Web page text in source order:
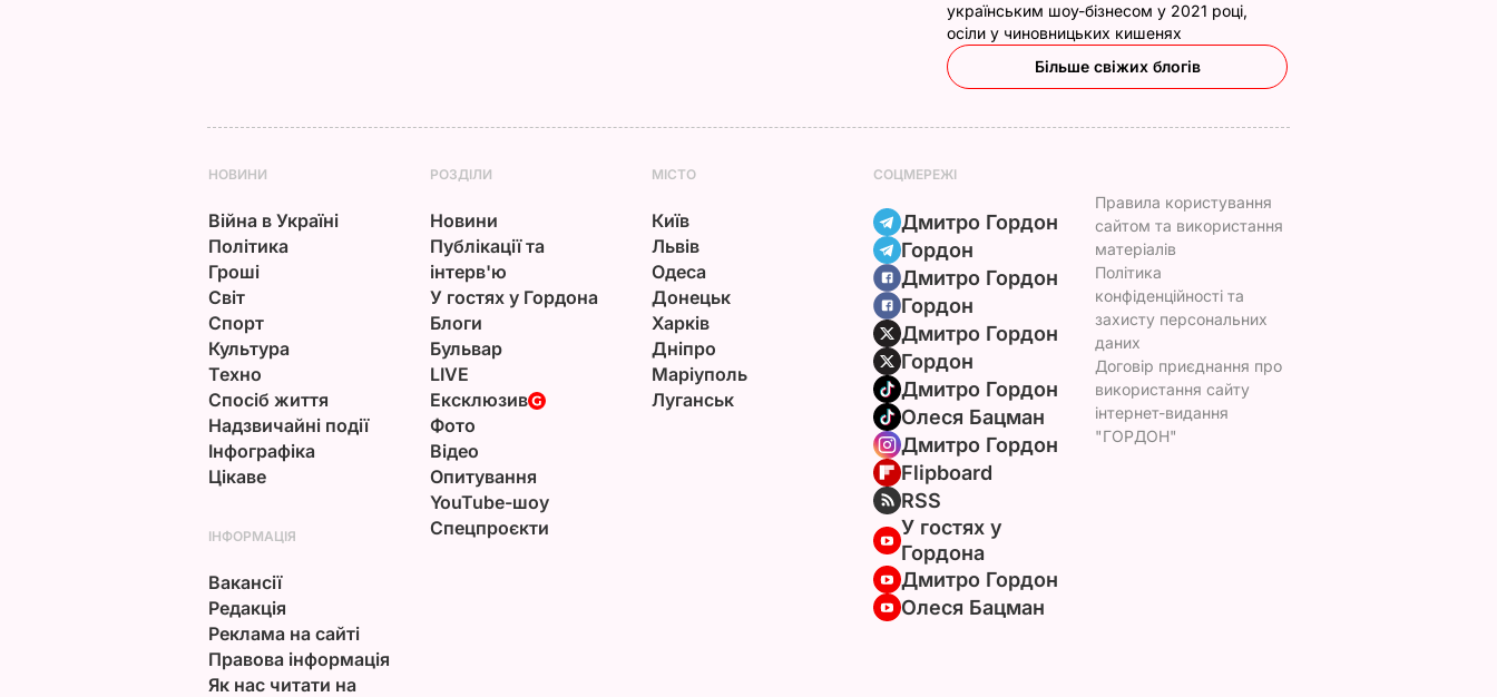
українським шоу-бізнесом у 2021 році,
осіли у чиновницьких кишенях
Більше свіжих блогів
НОВИНИ
Війна в Україні
Політика
Гроші
Світ
Спорт
Культура
Техно
Спосіб життя
Надзвичайні події
Інфографіка
Цікаве
РОЗДІЛИ
Новини
Публікації та
інтерв'ю
У гостях у Гордона
Блоги
Бульвар
LIVE
Ексклюзив
Фото
Відео
Опитування
YouTube-шоу
Спецпроєкти
МІСТО
Київ
Львів
Одеса
Донецьк
Харків
Дніпро
Маріуполь
Луганськ
СОЦМЕРЕЖІ
Дмитро Гордон
Гордон
Дмитро Гордон
Гордон
Дмитро Гордон
Гордон
Дмитро Гордон
Олеся Бацман
Дмитро Гордон
Flipboard
RSS
У гостях у
Гордона
Дмитро Гордон
Олеся Бацман
ІНФОРМАЦІЯ
Вакансії
Редакція
Реклама на сайті
Правова інформація
Як нас читати на
Правила користування
сайтом та використання
матеріалів
Політика
конфіденційності та
захисту персональних
даних
Договір приєднання про
використання сайту
інтернет-видання
"ГОРДОН"